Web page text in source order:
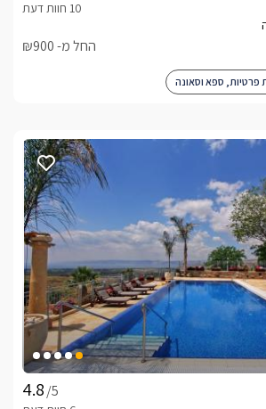
הצימרים שלל אטרקציות נהדרות - מסלולי טיולים, ספורט אתגרי,
מסעדות ובתי קפה איכותיים, פארק ירדן, בריכת המשושים, חופי
הזמנה -לחצו כאן
אנחנו פה לשירותכם
052-
ומסעדות בקרבת קסם האשוח -
החל מ- ₪900
פרטיות, ספא וסאונה
/5